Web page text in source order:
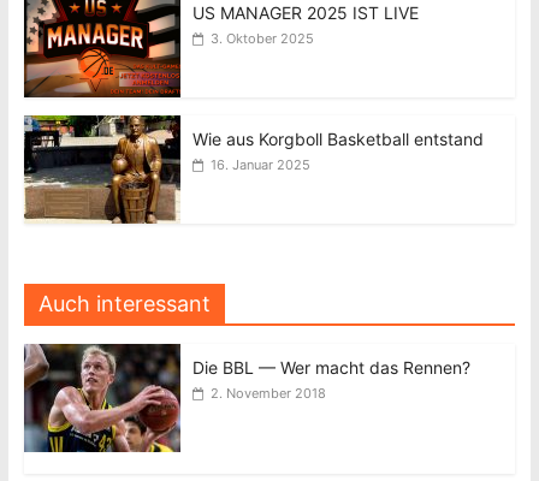
US MANAGER 2025 IST LIVE
3. Oktober 2025
Wie aus Korgboll Basketball entstand
16. Januar 2025
Auch interessant
Die BBL — Wer macht das Rennen?
2. November 2018